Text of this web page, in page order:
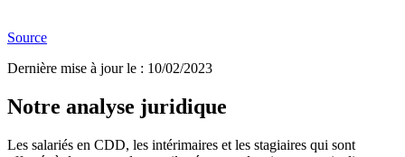
Source
Dernière mise à jour le : 10/02/2023
Notre analyse juridique
Les salariés en CDD, les intérimaires et les stagiaires qui sont